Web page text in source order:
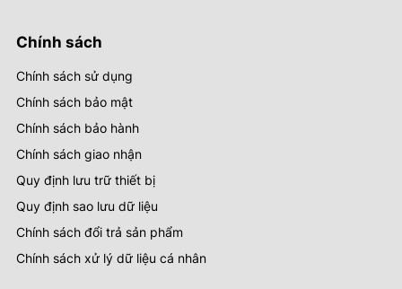
Chính sách
Chính sách sử dụng
Chính sách bảo mật
Chính sách bảo hành
Chính sách giao nhận
Quy định lưu trữ thiết bị
Quy định sao lưu dữ liệu
Chính sách đổi trả sản phẩm
Chính sách xử lý dữ liệu cá nhân